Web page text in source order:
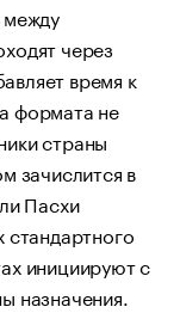
между
через
время к
формата не
страны
зачислится в
Пасхи
стандартного
инициируют с
назначения.